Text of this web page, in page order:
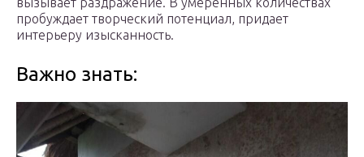
пробуждает творческий потенциал, придает
интерьеру изысканность.
Важно знать: